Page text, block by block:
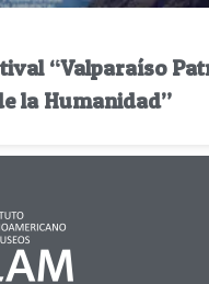
“Valparaíso
la Humanidad”